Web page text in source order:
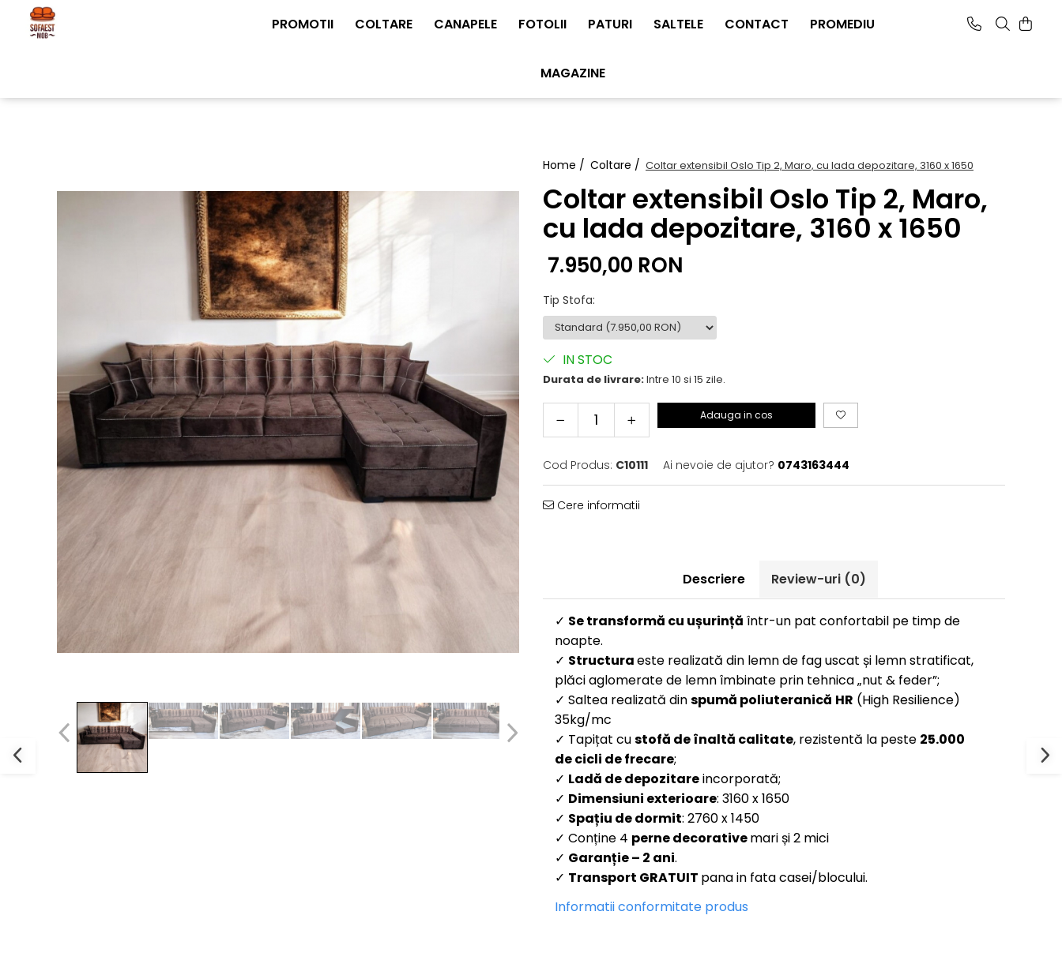
PROMOTII COLTARE CANAPELE FOTOLII PATURI SALTELE CONTACT PROMEDIU
MAGAZINE
Home / Coltare / Coltar extensibil Oslo Tip 2, Maro, cu lada depozitare, 3160 x 1650
Coltar extensibil Oslo Tip 2, Maro,
cu lada depozitare, 3160 x 1650
7.950,00 RON
Tip Stofa:
IN STOC
Durata de livrare:Intre 10 si 15 zile.
Adauga in cos
Cod Produs: C10111 Ai nevoie de ajutor? 0743163444
Cere informatii
Descriere Review-uri (0)
✓ Se transformă cu ușurință într-un pat confortabil pe timp de
noapte.
✓ Structuraeste realizată din lemn de fag uscat și lemn stratificat,
plăci aglomerate de lemn îmbinate prin tehnica „nut & feder”;
✓ Saltea realizată dinspumă poliuteranică HR (High Resilience)
35kg/mc
✓ Tapițat custofă de înaltă calitate, rezistentă la peste 25.000
decicli de frecare;
✓ Ladă de depozitareincorporată;
✓ Dimensiuni exterioare: 3160 x 1650
✓ Spațiu de dormit: 2760 x 1450
✓ Conține 4 perne decorativemari și 2 mici
✓ Garanție– 2 ani.
✓ Transport GRATUIT pana in fata casei/blocului.
Informatii conformitate produs